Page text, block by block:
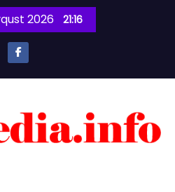
2026 21:16